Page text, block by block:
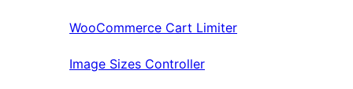
WooCommerce Cart Limiter
Image Sizes Controller